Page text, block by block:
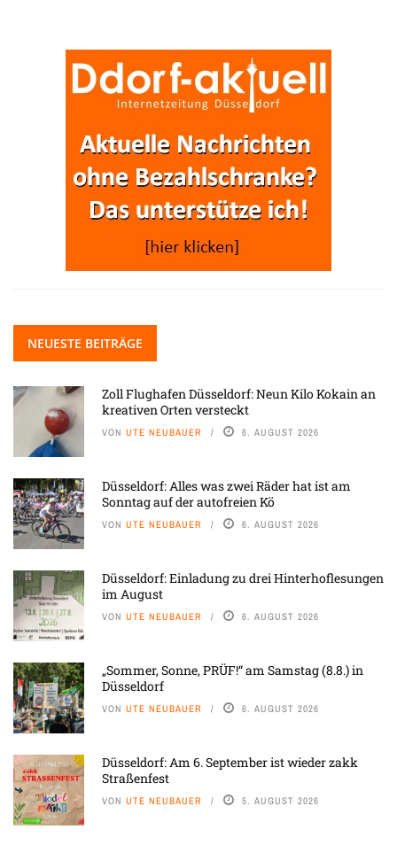
NEUESTE BEITRÄGE
Zoll Flughafen Düsseldorf: Neun Kilo Kokain an
kreativen Orten versteckt
VON UTE NEUBAUER 6. AUGUST 2026
Düsseldorf: Alles was zwei Räder hat ist am
Sonntag auf der autofreien Kö
VON UTE NEUBAUER 6. AUGUST 2026
Düsseldorf: Einladung zu drei Hinterhoflesungen
im August
VON UTE NEUBAUER 6. AUGUST 2026
„Sommer, Sonne, PRÜF!“ am Samstag (8.8.) in
Düsseldorf
VON UTE NEUBAUER 6. AUGUST 2026
Düsseldorf: Am 6. September ist wieder zakk
Straßenfest
VON UTE NEUBAUER 5. AUGUST 2026